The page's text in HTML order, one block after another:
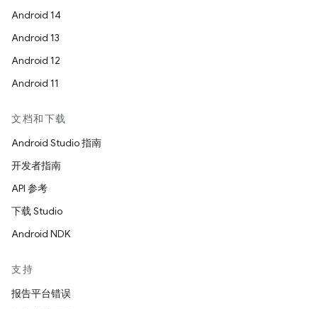
Android 14
Android 13
Android 12
Android 11
文档和下载
Android Studio 指南
开发者指南
API 参考
下载 Studio
Android NDK
支持
报告平台错误